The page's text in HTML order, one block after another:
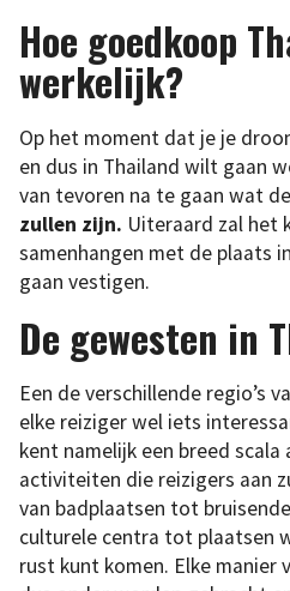
Hoe goedkoop
werkelijk?
Op het moment dat je je
en dus in Thailand wilt gaan
van tevoren na te gaan wat de
zullen zijn. Uiteraard zal het
samenhangen met de plaats
gaan vestigen.
De gewesten in
Een de verschillende regio’s
elke reiziger wel iets
kent namelijk een breed scala
activiteiten die reizigers aan
van badplaatsen tot
culturele centra tot plaatsen
rust kunt komen. Elke manier